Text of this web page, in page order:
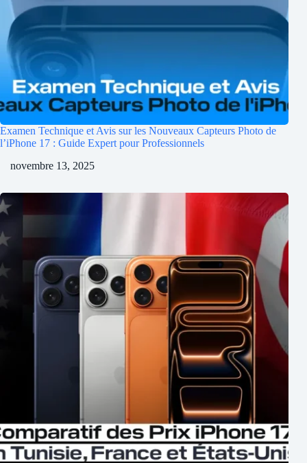
Examen Technique et Avis sur les Nouveaux Capteurs Photo de
l’iPhone 17 : Guide Expert pour Professionnels
novembre 13, 2025